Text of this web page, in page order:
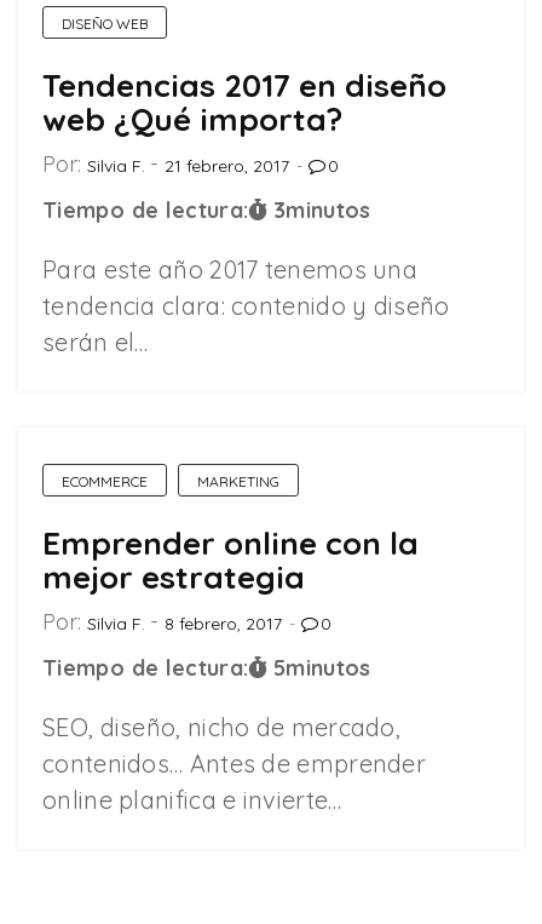
DISEÑO WEB
Tendencias 2017 en diseño
web ¿Qué importa?
Por: Silvia F. 21 febrero, 2017 0
Tiempo de lectura: 3minutos
Para este año 2017 tenemos una
tendencia clara: contenido y diseño
serán el…
ECOMMERCE MARKETING
Emprender online con la
mejor estrategia
Por: Silvia F. 8 febrero, 2017 0
Tiempo de lectura: 5minutos
SEO, diseño, nicho de mercado,
contenidos… Antes de emprender
online planifica e invierte…